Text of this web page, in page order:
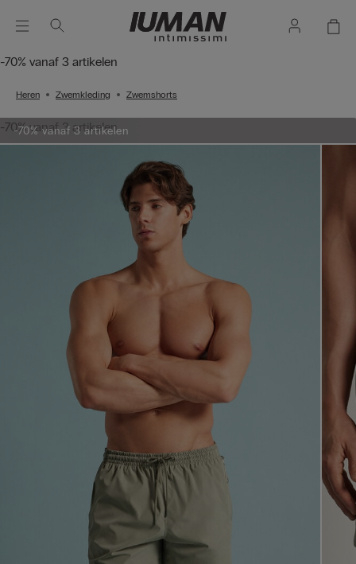
-70% vanaf 3 artikelen
Heren Zwemkleding Zwemshorts
-70% vanaf 3 artikelen
-70% vanaf 3 artikelen